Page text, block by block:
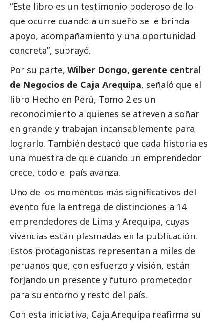
“Este libro es un testimonio poderoso de lo
que ocurre cuando a un sueño se le brinda
apoyo, acompañamiento y una oportunidad
concreta”, subrayó.
Por su parte, Wilber Dongo, gerente central
de Negocios de Caja Arequipa, señaló que el
libro Hecho en Perú, Tomo 2 es un
reconocimiento a quienes se atreven a soñar
en grande y trabajan incansablemente para
lograrlo. También destacó que cada historia es
una muestra de que cuando un emprendedor
crece, todo el país avanza.
Uno de los momentos más significativos del
evento fue la entrega de distinciones a 14
emprendedores de Lima y Arequipa, cuyas
vivencias están plasmadas en la publicación.
Estos protagonistas representan a miles de
peruanos que, con esfuerzo y visión, están
forjando un presente y futuro prometedor
para su entorno y resto del país.
Con esta iniciativa, Caja Arequipa reafirma su